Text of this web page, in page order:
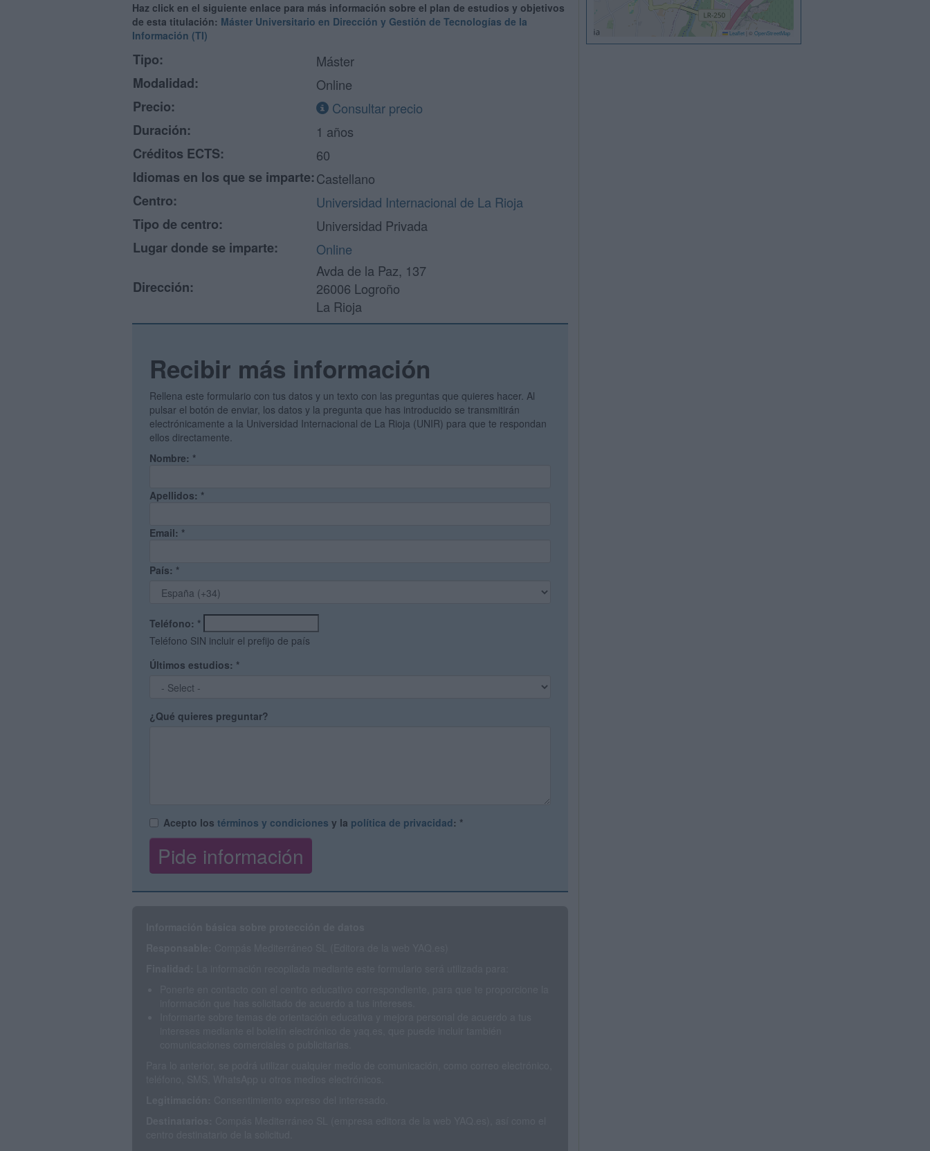
Haz click en el siguiente enlace para más información sobre el plan de estudios y objetivos
de esta titulación: Máster Universitario en Dirección y Gestión de Tecnologías de la
Información (TI)
Tipo:
Máster
Modalidad:
Online
Precio:
Consultar precio
Duración:
1 años
Créditos ECTS:
60
Idiomas en los que se imparte:Castellano
Centro:
Universidad Internacional de La Rioja
Tipo de centro:
Universidad Privada
Lugar donde se imparte:
Online
Dirección:
Avda de la Paz, 137
26006 Logroño
La Rioja
Recibir más información
Rellena este formulario con tus datos y un texto con las preguntas que quieres hacer. Al
pulsar el botón de enviar, los datos y la pregunta que has introducido se transmitirán
electrónicamente a la Universidad Internacional de La Rioja (UNIR) para que te respondan
ellos directamente.
Nombre: *
Apellidos: *
Email: *
País: *
Teléfono: *
Teléfono SIN incluir el prefijo de país
Últimos estudios: *
¿Qué quieres preguntar?
Acepto los términos y condiciones y la política de privacidad: *
Leaflet © OpenStreetMap